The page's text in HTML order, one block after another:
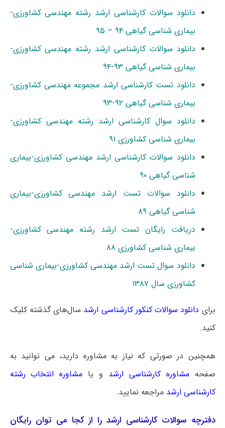
دانلود سوالات کارشناسی ارشد رشته مهندسی کشاورزی-
بیماری شناسی گیاهی ۹۴ – ۹۵
دانلود سوالات کارشناسی ارشد رشته مهندسی کشاورزی-
بیماری شناسی گیاهی ۹۳-۹۴
دانلود تست کارشناسی ارشد مجموعه مهندسی کشاورزی-
بیماری شناسی گیاهی ۹۲-۹۳
دانلود سوال کارشناسی ارشد رشته مهندسی کشاورزی-
بیماری شناسی کشاورزی ۹۱
دانلود سوالات کارشناسی ارشد مهندسی کشاورزی-بیماری
شناسی گیاهی ۹۰
دانلود سوالات تست ارشد مهندسی کشاورزی-بیماری
شناسی گیاهی ۸۹
دریافت رایگان تست ارشد رشته مهندسی کشاورزی-
بیماری شناسی کشاورزی ۸۸
دانلود سوال تست ارشد مهندسی کشاورزی-بیماری شناسی
کشاورزی سال ۱۳۸۷
برای دانلود سوالات کنکور کارشناسی ارشد سال‌های گذشته کلیک
کنید.
همچنین در صورتی که نیاز به مشاوره دارید، می توانید به
صفحهمشاوره کارشناسی ارشد و یا مشاوره انتخاب رشته
کارشناسی ارشد مراجعه نمایید.
دفترچه سوالات کارشناسی ارشد را از کجا می توان رایگان